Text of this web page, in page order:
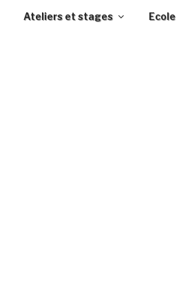
Ateliers et stages Ecole